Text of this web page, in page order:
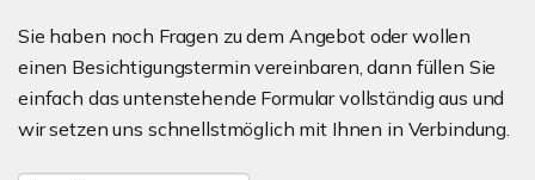
Sie haben noch Fragen zu dem Angebot oder wollen
einen Besichtigungstermin vereinbaren, dann füllen Sie
einfach das untenstehende Formular vollständig aus und
wir setzen uns schnellstmöglich mit Ihnen in Verbindung.